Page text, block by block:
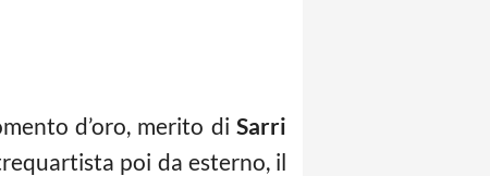
d’oro, merito diSarri
poi da esterno, il